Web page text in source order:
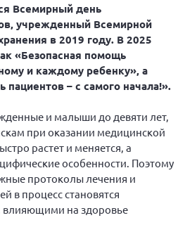
Д.Е.
М.В.
А.В.
И.В.
Жаворонкова Г.М.
2026
2025
ОООИБРС 2025
2024
2023
Всемирный день
учрежденный Всемирной
в 2019 году. В 2025
«Безопасная помощь
и каждому ребенку», а
пациентов – с самого начала!».
и малыши до девяти лет,
при оказании медицинской
растет и меняется, а
особенности. Поэтому
протоколы лечения и
в процесс становятся
на здоровье